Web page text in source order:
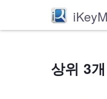
상위 3